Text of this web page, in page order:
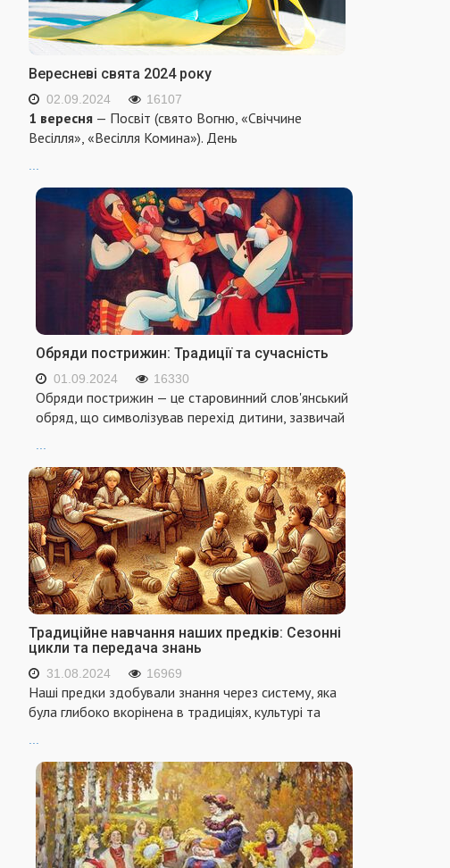
Вересневі свята 2024 року
02.09.2024 16107
1 вересня — Посвіт (свято Вогню, «Свіччине
Весілля», «Весілля Комина»). День
...
Обряди пострижин: Традиції та сучасність
01.09.2024 16330
Обряди пострижин — це старовинний слов'янський
обряд, що символізував перехід дитини, зазвичай
...
Традиційне навчання наших предків: Сезонні
цикли та передача знань
31.08.2024 16969
Наші предки здобували знання через систему, яка
була глибоко вкорінена в традиціях, культурі та
...